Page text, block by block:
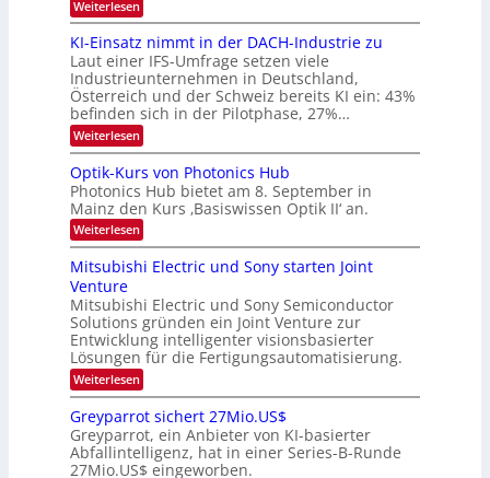
B
i
l
d
v
e
r
a
r
b
e
i
n
g
s
-
T
r
e
n
d
l
d
e
t
s
t
a
r
k
e
W
a
c
h
s
u
i
m
e
r
s
t
e
n
H
a
l
b
Weiterlesen:
8
9
.
W
E
-
H
e
r
a
e
u
s
-
S
e
n
a
r
KI-Einsatz nimmt in der DACH-Industrie zu
Laut einer IFS-Umfrage setzen viele
Industrieunternehmen in Deutschland,
Österreich und der Schweiz bereits KI ein: 43%
befinden sich in der Pilotphase, 27%…
Weiterlesen:
K
-
E
i
n
s
t
n
m
m
t
i
n
d
e
r
D
A
Optik-Kurs von Photonics Hub
Photonics Hub bietet am 8. September in
Mainz den Kurs ‚Basiswissen Optik II‘ an.
Weiterlesen:
O
p
t
k
-
K
u
r
s
v
o
n
P
h
o
Mitsubishi Electric und Sony starten Joint
Venture
Mitsubishi Electric und Sony Semiconductor
Solutions gründen ein Joint Venture zur
Entwicklung intelligenter visionsbasierter
Lösungen für die Fertigungsautomatisierung.
Weiterlesen:
M
t
s
u
b
Greyparrot sichert 27Mio.US$
Greyparrot, ein Anbieter von KI-basierter
Abfallintelligenz, hat in einer Series-B-Runde
27Mio.US$ eingeworben.